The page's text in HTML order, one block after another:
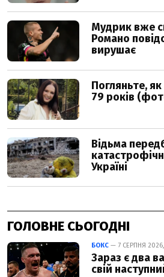
ГОЛОВНЕ СЬОГОДНІ
БОКС — 7 СЕРПНЯ
Зараз є два
свій